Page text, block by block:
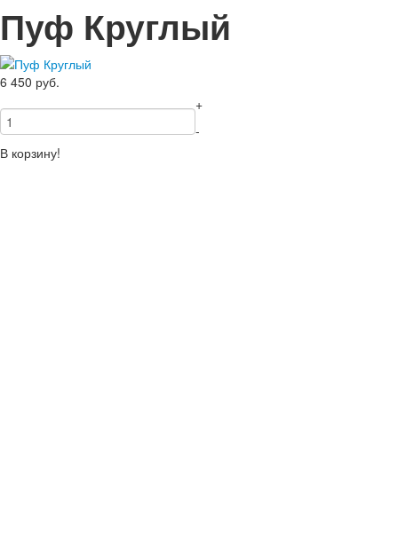
Пуф Круглый
6 450 руб.
+
-
В корзину!